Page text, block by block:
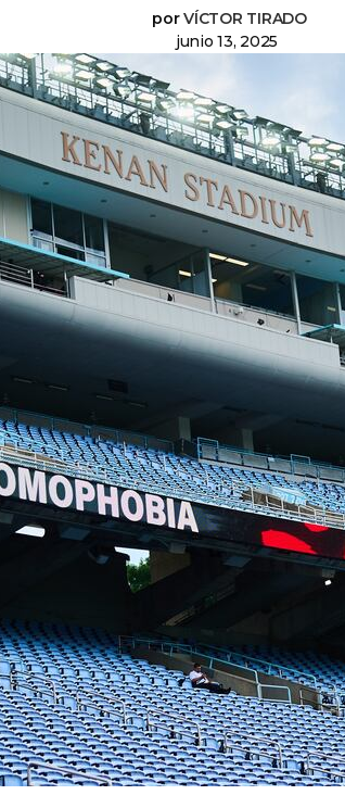
porVÍCTOR TIRADO
junio 13, 2025